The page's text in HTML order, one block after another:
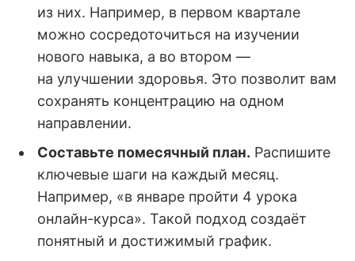
из них. Например, в первом квартале
можно сосредоточиться на изучении
нового навыка, а во втором —
на улучшении здоровья. Это позволит вам
сохранять концентрацию на одном
направлении.
Составьте помесячный план. Распишите
ключевые шаги на каждый месяц.
Например, «в январе пройти 4 урока
онлайн-курса». Такой подход создаёт
понятный и достижимый график.